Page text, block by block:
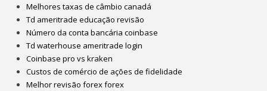
Melhores taxas de câmbio canadá
Td ameritrade educação revisão
Número da conta bancária coinbase
Td waterhouse ameritrade login
Coinbase pro vs kraken
Custos de comércio de ações de fidelidade
Melhor revisão forex forex